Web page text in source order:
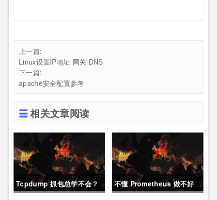
上一篇:
Linux设置IP地址 网关 DNS
下一篇:
apache安全配置参考
相关文章阅读
Tcpdump 抓包总学不会？
不懂 Prometheus 做不好